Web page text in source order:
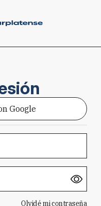
Google
Olvidé mi contraseña